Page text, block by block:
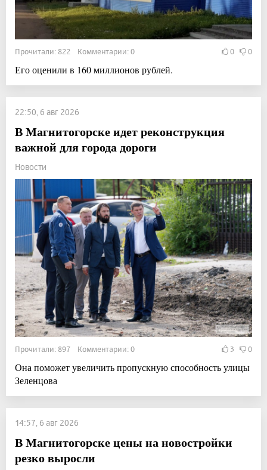
Прочитали: 822 Комментарии: 0 0 0
Его оценили в 160 миллионов рублей.
22:50, 6 авг 2026
В Магнитогорске идет реконструкция
важной для города дороги
Новости
Прочитали: 897 Комментарии: 0 3 0
Она поможет увеличить пропускную способность улицы
Зеленцова
14:57, 6 авг 2026
В Магнитогорске цены на новостройки
резко выросли